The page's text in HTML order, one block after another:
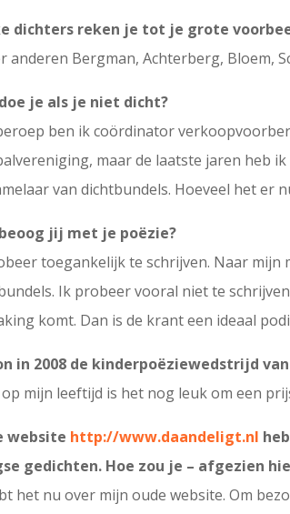
dichters reken je tot je grote
anderen Bergman, Achterberg, Bloem,
je als je niet dicht?
ben ik coördinator
maar de laatste jaren heb
van dichtbundels. Hoeveel het er
jij met je poëzie?
toegankelijk te schrijven. Naar mijn
Ik probeer vooral niet te
komt. Dan is de krant een ideaal
in 2008 de kinderpoëziewedstrijd
mijn leeftijd is het nog leuk om een
website http://www.daandeligt.nl
gedichten. Hoe zou je – afgezien
het nu over mijn oude website. Om